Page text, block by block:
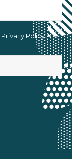
Privacy Policy